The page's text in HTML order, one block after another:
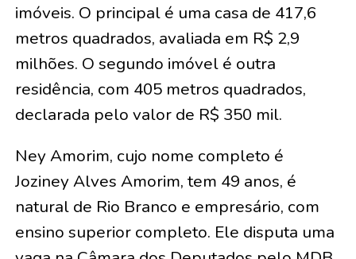
imóveis. O principal é uma casa de 417,6
metros quadrados, avaliada em R$ 2,9
milhões. O segundo imóvel é outra
residência, com 405 metros quadrados,
declarada pelo valor de R$ 350 mil.
Ney Amorim, cujo nome completo é
Joziney Alves Amorim, tem 49 anos, é
natural de Rio Branco e empresário, com
ensino superior completo. Ele disputa uma